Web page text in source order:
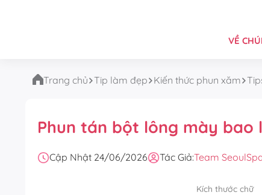
VỀ
Trang chủ Tip làm đẹp Kiến thức phun xăm
Phun tán bột lông mày bao
Cập Nhật 24/06/2026 Tác Giả:Team
Kích thước chữ